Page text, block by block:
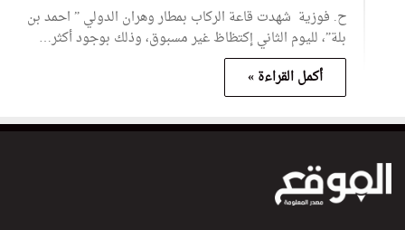
ح. فوزية شهدت قاعة الركاب بمطار وهران الدولي ” احمد بن
بلة”، لليوم الثاني إكتظاظ غير مسبوق، وذلك بوجود أكثر…
أكمل القراءة »